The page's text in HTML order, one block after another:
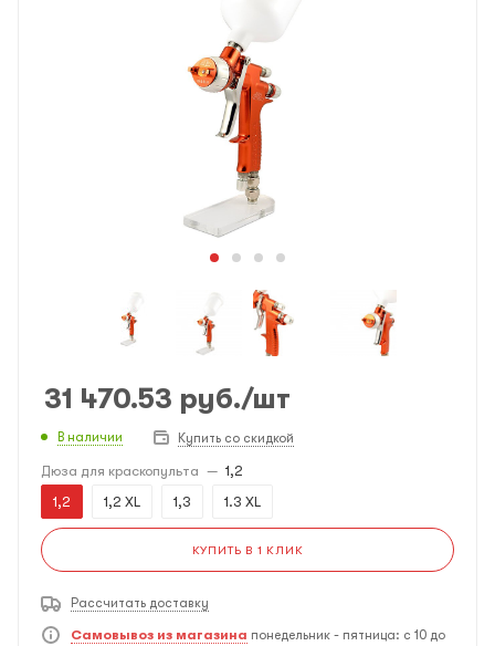
31 470.53 руб./шт
В наличии Купить со скидкой
Дюза для краскопульта — 1,2
1,2
1,2 XL 1,3 1.3 XL
КУПИТЬ В 1 КЛИК
Рассчитать доставку
Самовывоз из магазина понедельник - пятница: с 10 до